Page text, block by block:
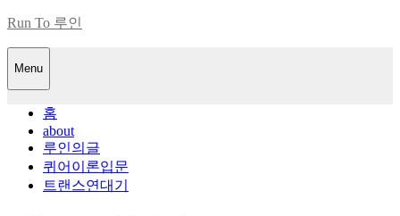
Skip
content
Run To 루인
Menu
홈
about
루인의글
퀴어이론입문
트랜스연대기